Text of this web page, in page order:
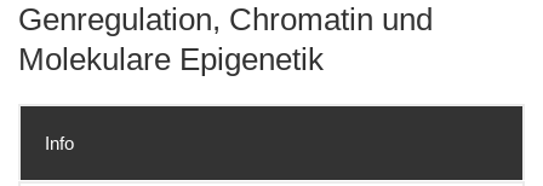
Genregulation, Chromatin und
Molekulare Epigenetik
Info